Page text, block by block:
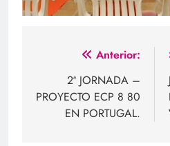
Navegación
entradas
Anterior:
2ª JORNADA –
PROYECTO ECP 8 80
EN PORTUGAL.